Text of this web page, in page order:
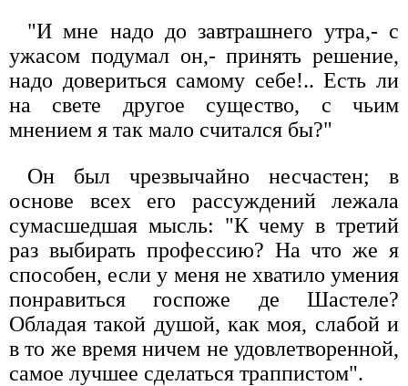
"И мне надо до завтрашнего утра,- с
ужасом подумал он,- принять решение,
надо довериться самому себе!.. Есть ли
на свете другое существо, с чьим
мнением я так мало считался бы?"
Он был чрезвычайно несчастен; в
основе всех его рассуждений лежала
сумасшедшая мысль: "К чему в третий
раз выбирать профессию? На что же я
способен, если у меня не хватило умения
понравиться госпоже де Шастеле?
Обладая такой душой, как моя, слабой и
в то же время ничем не удовлетворенной,
самое лучшее сделаться траппистом".